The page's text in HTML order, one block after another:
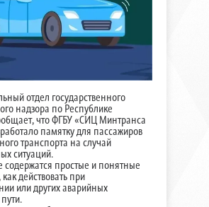
отдел государственного
надзора по Республике
что ФГБУ «СИЦ Минтранса
памятку для пассажиров
транспорта на случай
ситуаций.
содержатся простые и понятные
действовать при
или других аварийных